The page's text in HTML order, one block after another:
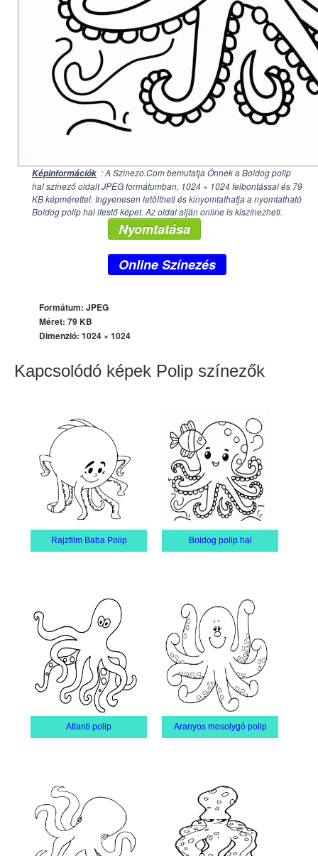
Képinformációk : A Szinezo.Com bemutatja Önnek a Boldog polip
hal színező oldalt JPEG formátumban, 1024 × 1024felbontással és 79
KB képmérettel. Ingyenesen letöltheti és kinyomtathatja a nyomtatható
Boldog polip hal ifestő képet. Az oldal alján online is kiszínezheti.
Nyomtatása
Online Színezés
Formátum: JPEG
Méret: 79 KB
Dimenzió: 1024 × 1024
Kapcsolódó képek Polip színezők
Rajzfilm Baba Polip Boldog polip hal
Atlanti polip Aranyos mosolygó polip